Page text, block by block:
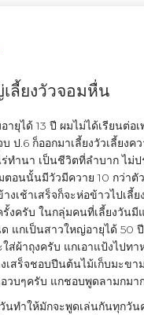
ลี้ยงวัวจอมหื่น
ายุได้ 13 ปี ผมไม่ได้เรียนต่อ
ป.6 ก็ออกมาเลี้ยงวัวเลี้ยงค
ทำนา เป็นชีวิตที่ลำบาก ไม่ป
ตอนนั้นมีวัวมีควาย 10 กว่าตั
งเช้าเสร็จก็จะห่อข้าวไปเลี้
งครับ ในกลุ่มคนที่เลี้ยงวันมี
แกเป็นสาวใหญ่อายุได้ 50
ใส่ผ้าถุงครับ แกเอาแป้งไปท
เสร็จชอบปีนต้นไม้เก็บมะข
วบๆครับ แกชอบพูดลามกมา
นทำให้มักจะพูดเล่นกันทุกวัน